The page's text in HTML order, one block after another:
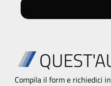
Compila il form e richiedici